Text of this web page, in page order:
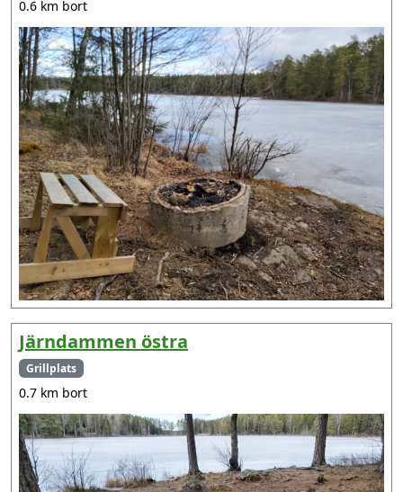
0.6 km bort
Järndammen östra
Grillplats
0.7 km bort